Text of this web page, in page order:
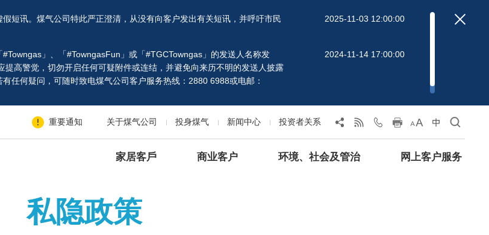
短讯。煤气公司特此严正澄清，从没有向客户发出有关短讯，并呼吁市民
2025-11-03 12:00:00
」、「#TowngasFun」或「#TGCTowngas」的发送人名称发
高警觉，切勿开启任何可疑附件或连结，并避免向来历不明的发送人披露
任何疑问，可随时致电煤气公司客户服务热线：2880 6988或电邮：
2024-11-14 17:00:00
重要通知 关于煤气公司 投身煤气 新闻中心 投资者关系
家居客戶 商业客户 环境、社会及管治 网上客户服务
私隐政策